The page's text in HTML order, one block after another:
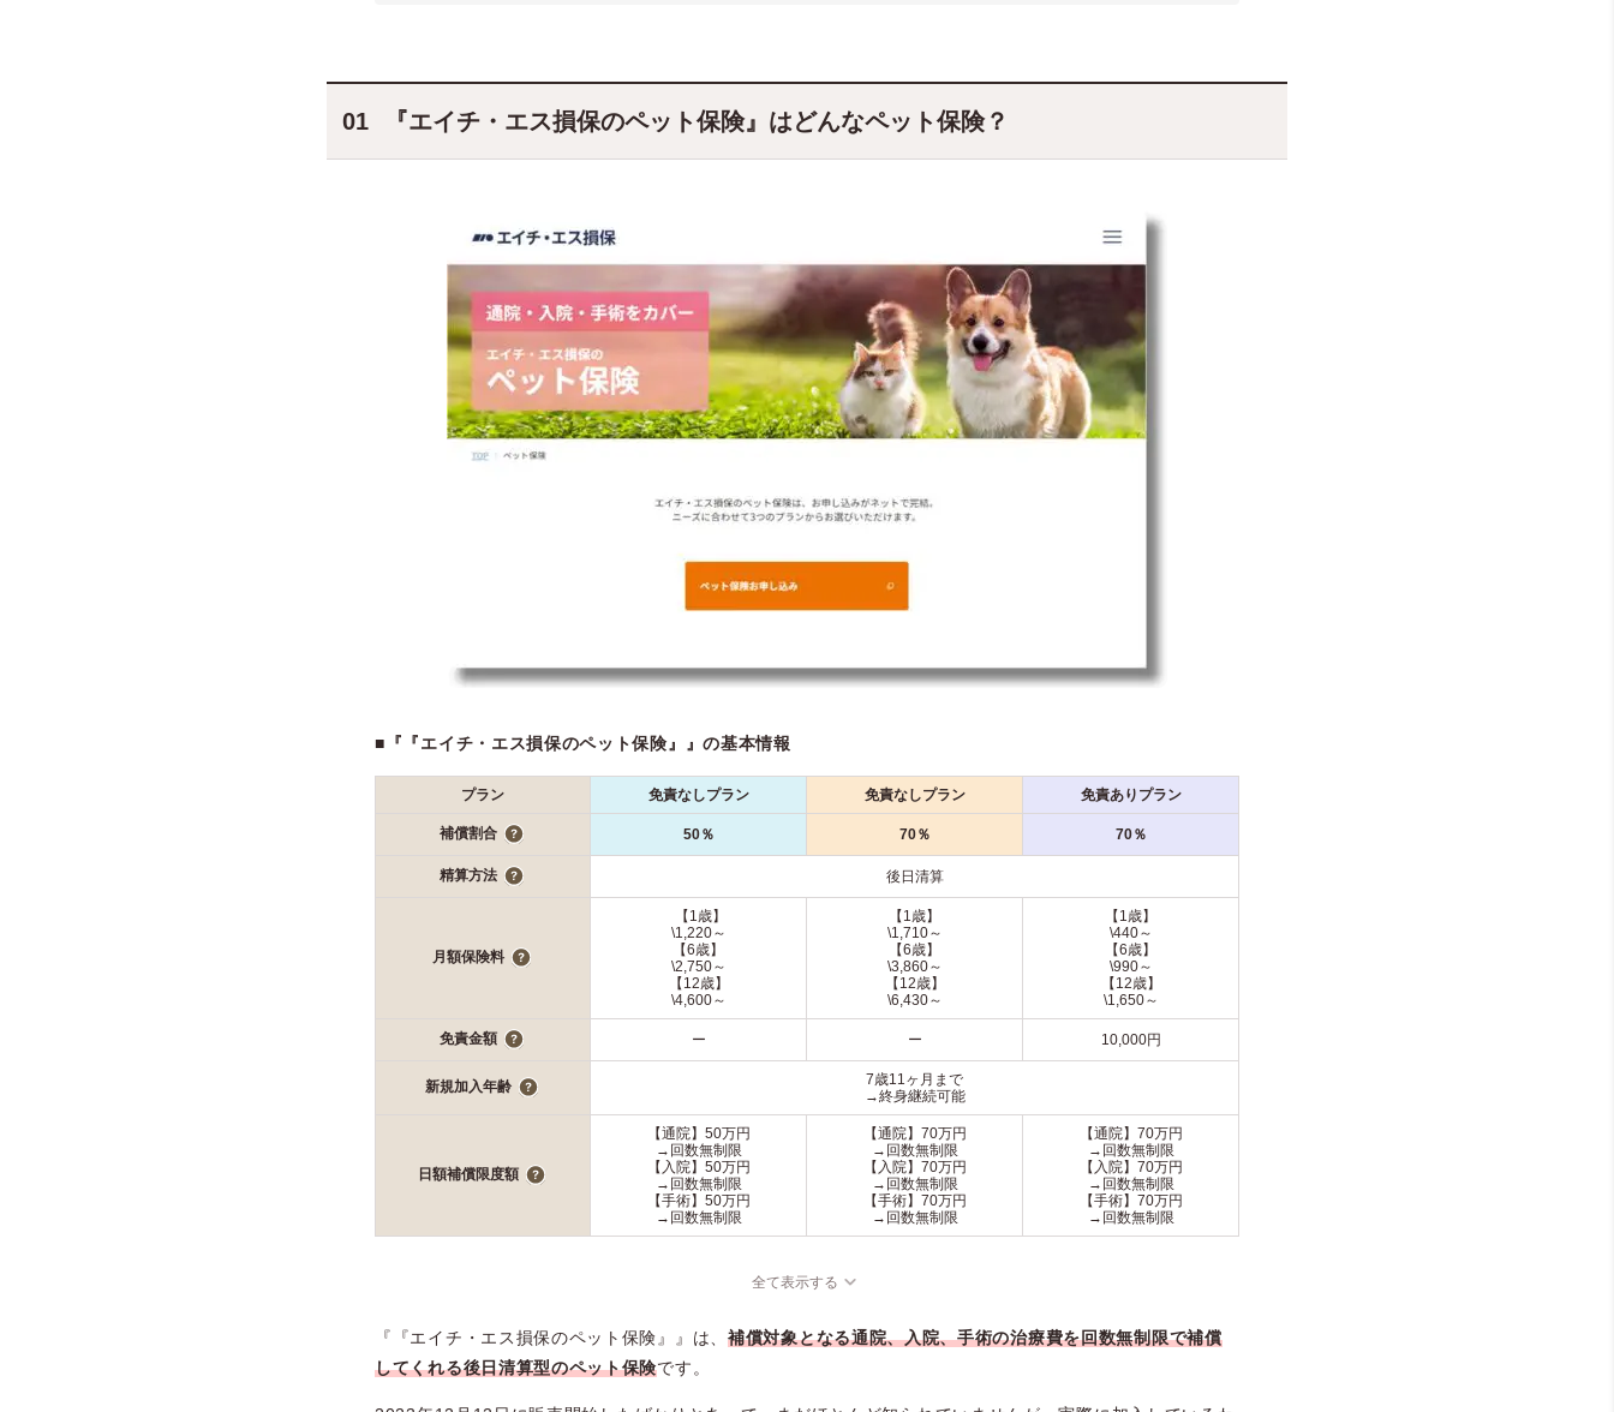
『エイチ・エス損保のペット保険』はどんなペット保険？
■『『エイチ・エス損保のペット保険』』の基本情報
プラン 免責なしプラン 免責なしプラン 免責ありプラン
補償割合 50％ 70％ 70％
精算方法 後日清算
月額保険料
【1歳】
\1,220～
【6歳】
\2,750～
【12歳】
\4,600～
【1歳】
\1,710～
【6歳】
\3,860～
【12歳】
\6,430～
【1歳】
\440～
【6歳】
\990～
【12歳】
\1,650～
免責金額 ー ー 10,000円
新規加入年齢
7歳11ヶ月まで
→終身継続可能
日額補償限度額
【通院】50万円
→回数無制限
【入院】50万円
→回数無制限
【手術】50万円
→回数無制限
【通院】70万円
→回数無制限
【入院】70万円
→回数無制限
【手術】70万円
→回数無制限
【通院】70万円
→回数無制限
【入院】70万円
→回数無制限
【手術】70万円
→回数無制限
全て表示する
『『エイチ・エス損保のペット保険』』は、 補償対象となる通院、入院、手術の治療費を回数無制限で補償
してくれる後日清算型のペット保険です。